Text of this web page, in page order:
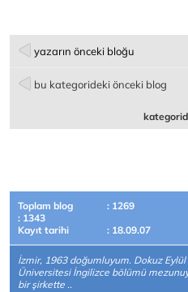
yazarın önceki bloğu
bu kategorideki önceki blog
Toplam blog
: 1269
: 1343
Kayıt tarihi
: 18.09.07
İzmir, 1963 doğumluyum. Dokuz Eylül
Üniversitesi İngilizce bölümü
bir şirkette ..